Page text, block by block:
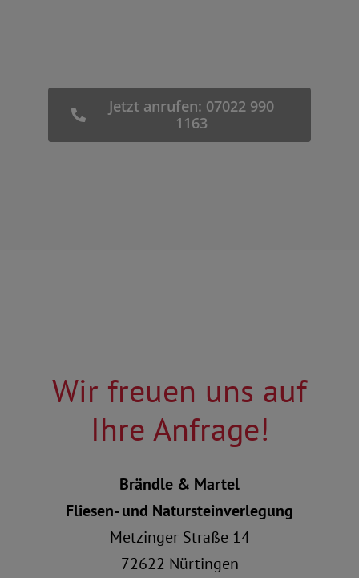
Jetzt anrufen: 07022 990
1163
Wir freuen uns auf
Ihre Anfrage!
Brändle & Martel
Fliesen- und Natursteinverlegung
Metzinger Straße 14
72622 Nürtingen